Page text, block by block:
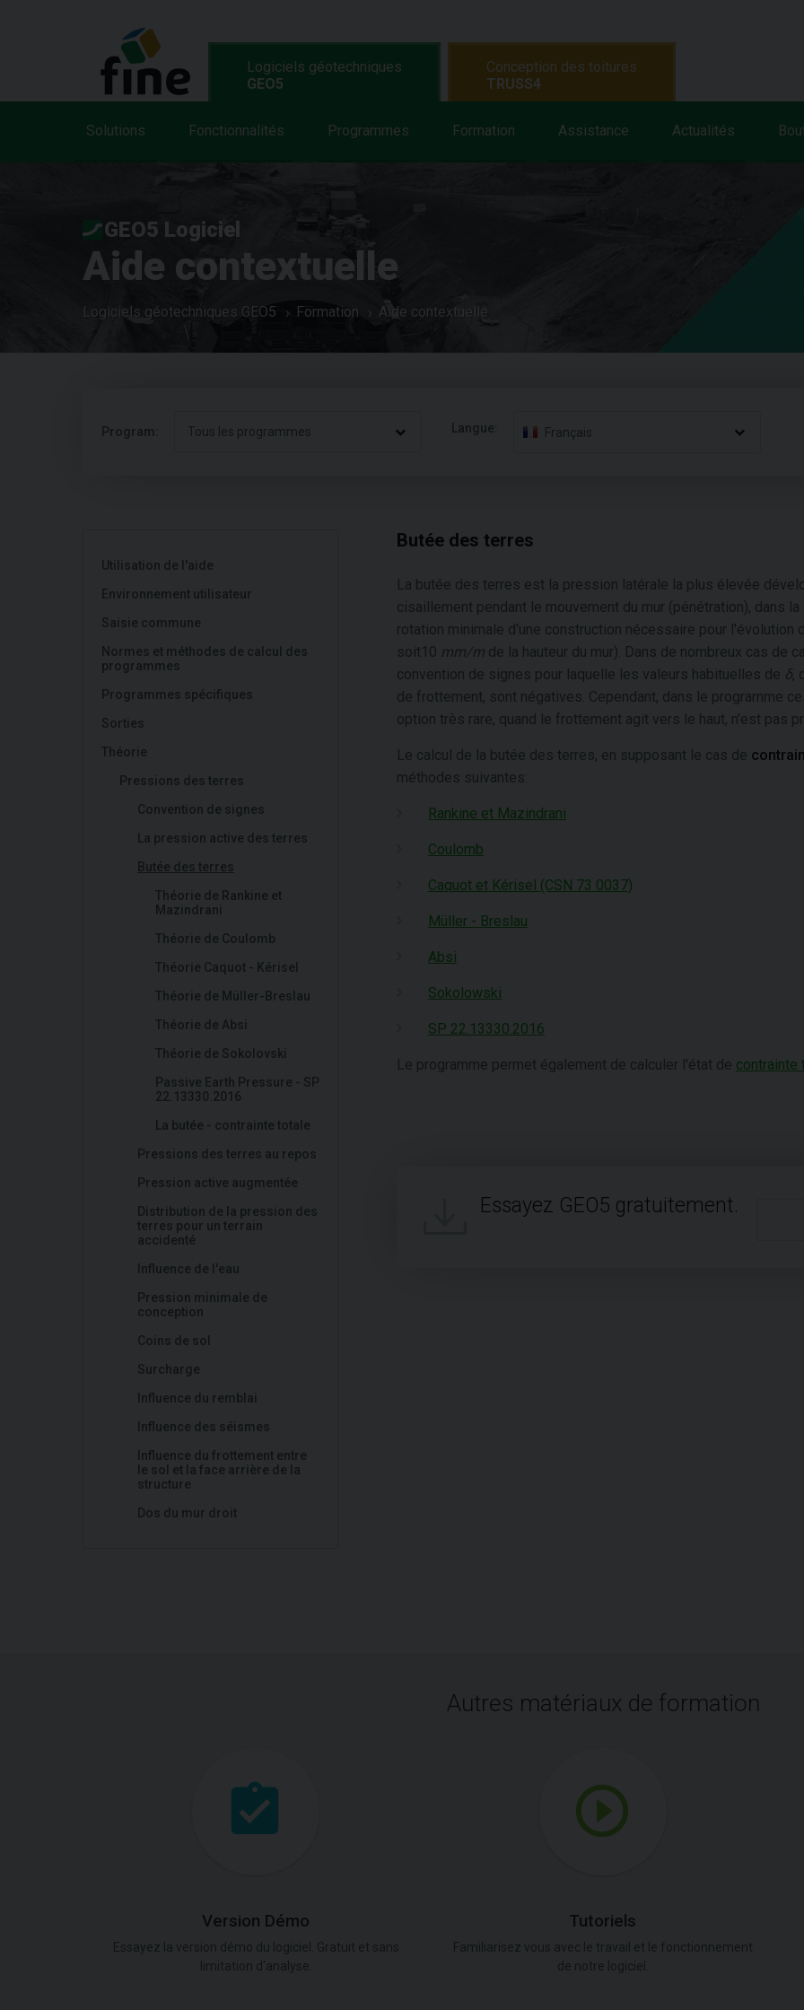
Logiciels géotechniques
GEO5
Solutions Fonctionnalités Programmes Formation Assistance Actualités
Conception des toitures
TRUSS4
GEO5 Logiciel
Aide contextuelle
Logiciels géotechniques GEO5 Formation Aide contextuelle
Program: Tous les programmes Langue: Français
Utilisation de l'aide
Environnement utilisateur
Saisie commune
Normes et méthodes de calcul des
programmes
Programmes spécifiques
Sorties
Théorie
Pressions des terres
Convention de signes
La pression active des terres
Butée des terres
Théorie de Rankine et
Mazindrani
Théorie de Coulomb
Théorie Caquot - Kérisel
Théorie de Müller-Breslau
Théorie de Absi
Théorie de Sokolovski
Passive Earth Pressure - SP
22.13330.2016
La butée - contrainte totale
Pressions des terres au repos
Pression active augmentée
Distribution de la pression des
terres pour un terrain
accidenté
Influence de l'eau
Pression minimale de
conception
Coins de sol
Surcharge
Influence du remblai
Influence des séismes
Influence du frottement entre
le sol et la face arrière de la
structure
Dos du mur droit
Butée des terres
La butée des terres est la pression latérale la plus élevée
cisaillement pendant le mouvement du mur (pénétration), dans
rotation minimale d'une construction nécessaire pour
soit10 mm/m de la hauteur du mur). Dans de nombreux cas de
convention de signes pour laquelle les valeurs habituelles de δ,
de frottement, sont négatives. Cependant, dans le programme
option très rare, quand le frottement agit vers le haut, n'est pas
Le calcul de la butée des terres, en supposant le cas de
méthodes suivantes:
Rankine et Mazindrani
Coulomb
Caquot et Kérisel (CSN 73 0037)
Müller - Breslau
Absi
Sokolowski
SP 22.13330.2016
Le programme permet également de calculer l'état de contrainte
Essayez GEO5 gratuitement.
Autres matériaux de formation
Version Démo Tutoriels